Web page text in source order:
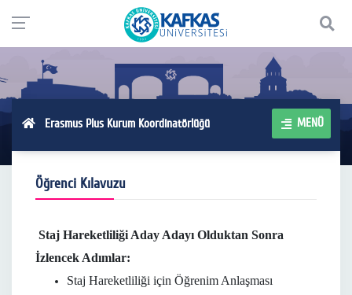
Erasmus Plus Kurum Koordinatörlüğü MENÜ
Öğrenci Kılavuzu
Staj Hareketliliği Aday Adayı Olduktan Sonra
İzlencek Adımlar:
Staj Hareketliliği için Öğrenim Anlaşması